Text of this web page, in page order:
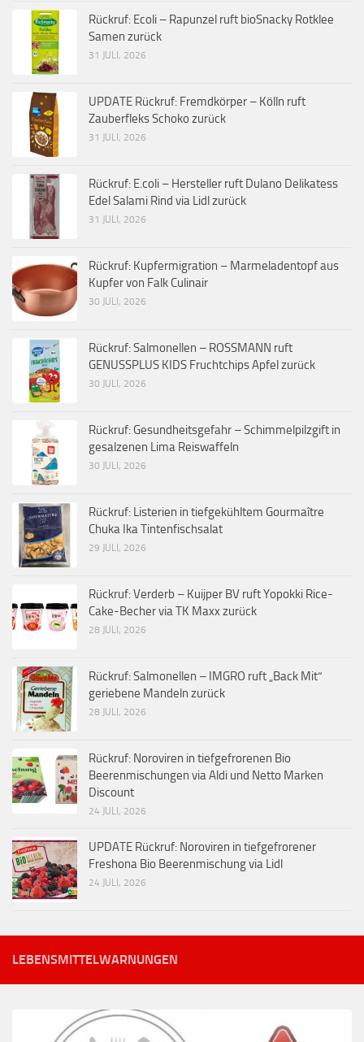
Rückruf: Ecoli – Rapunzel ruft bioSnacky Rotklee
Samen zurück
31 JULI, 2026
UPDATE Rückruf: Fremdkörper – Kölln ruft
Zauberfleks Schoko zurück
31 JULI, 2026
Rückruf: E.coli – Hersteller ruft Dulano Delikatess
Edel Salami Rind via Lidl zurück
31 JULI, 2026
Rückruf: Kupfermigration – Marmeladentopf aus
Kupfer von Falk Culinair
30 JULI, 2026
Rückruf: Salmonellen – ROSSMANN ruft
GENUSSPLUS KIDS Fruchtchips Apfel zurück
30 JULI, 2026
Rückruf: Gesundheitsgefahr – Schimmelpilzgift in
gesalzenen Lima Reiswaffeln
30 JULI, 2026
Rückruf: Listerien in tiefgekühltem Gourmaître
Chuka Ika Tintenfischsalat
29 JULI, 2026
Rückruf: Verderb – Kuijper BV ruft Yopokki Rice-
Cake-Becher via TK Maxx zurück
28 JULI, 2026
Rückruf: Salmonellen – IMGRO ruft „Back Mit“
geriebene Mandeln zurück
28 JULI, 2026
Rückruf: Noroviren in tiefgefrorenen Bio
Beerenmischungen via Aldi und Netto Marken
Discount
24 JULI, 2026
UPDATE Rückruf: Noroviren in tiefgefrorener
Freshona Bio Beerenmischung via Lidl
24 JULI, 2026
LEBENSMITTELWARNUNGEN